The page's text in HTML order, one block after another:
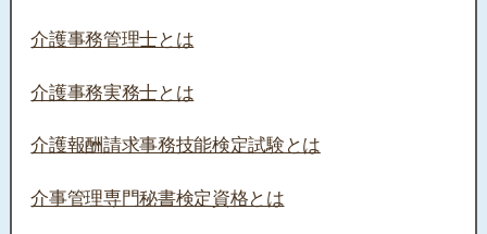
介護事務管理士とは
介護事務実務士とは
介護報酬請求事務技能検定試験とは
介事管理専門秘書検定資格とは